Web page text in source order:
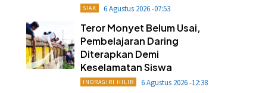
SIAK 6 Agustus 2026 -07:53
Teror Monyet Belum Usai,
Pembelajaran Daring
Diterapkan Demi
Keselamatan Siswa
INDRAGIRI HILIR 6 Agustus 2026 -12:38